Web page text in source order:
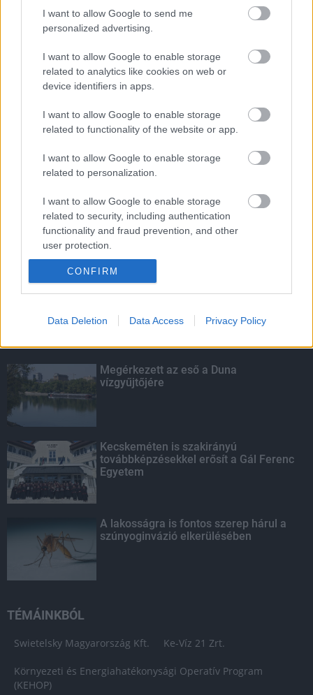
I want to allow Google to send me
personalized advertising.
I want to allow Google to enable storage
related to analytics like cookies on web or
device identifiers in apps.
I want to allow Google to enable storage
related to functionality of the website or app.
I want to allow Google to enable storage
related to personalization.
I want to allow Google to enable storage
related to security, including authentication
functionality and fraud prevention, and other
user protection.
CONFIRM
Data Deletion Data Access Privacy Policy
LEGOLVASOTTABB
erősítő Pénz7 programsorozat
Budapest-Pécs, Budapest-Szolnok:
Több mint 40 helyszínen dolgozik
fennakadás nélkül a Híd-csoport
Megérkezett az eső a Duna
vízgyűjtőjére
Kecskeméten is szakirányú
továbbképzésekkel erősít a Gál Ferenc
Egyetem
A lakosságra is fontos szerep hárul a
szúnyoginvázió elkerülésében
TÉMÁINKBÓL
Swietelsky Magyarország Kft. Ke-Víz 21 Zrt.
Környezeti és Energiahatékonysági Operatív Program
(KEHOP)